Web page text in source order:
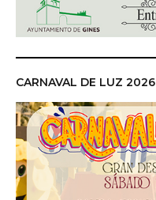
CARNAVAL DE LUZ 2026